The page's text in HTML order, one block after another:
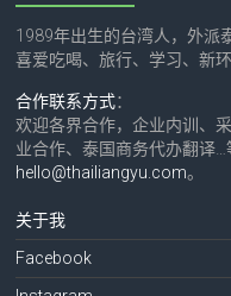
1989年出生的台湾人，外派
喜爱吃喝、旅行、学习、新
合作联系方式：
欢迎各界合作，企业内训、
业合作、泰国商务代办翻译…
hello@thailiangyu.com。
关于我
Facebook